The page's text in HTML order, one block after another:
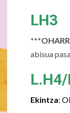
LH3
abisua
Ekintza: